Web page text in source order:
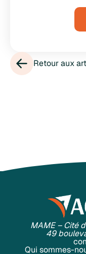
Retour aux
MAME – Cité
49
Qui sommes-